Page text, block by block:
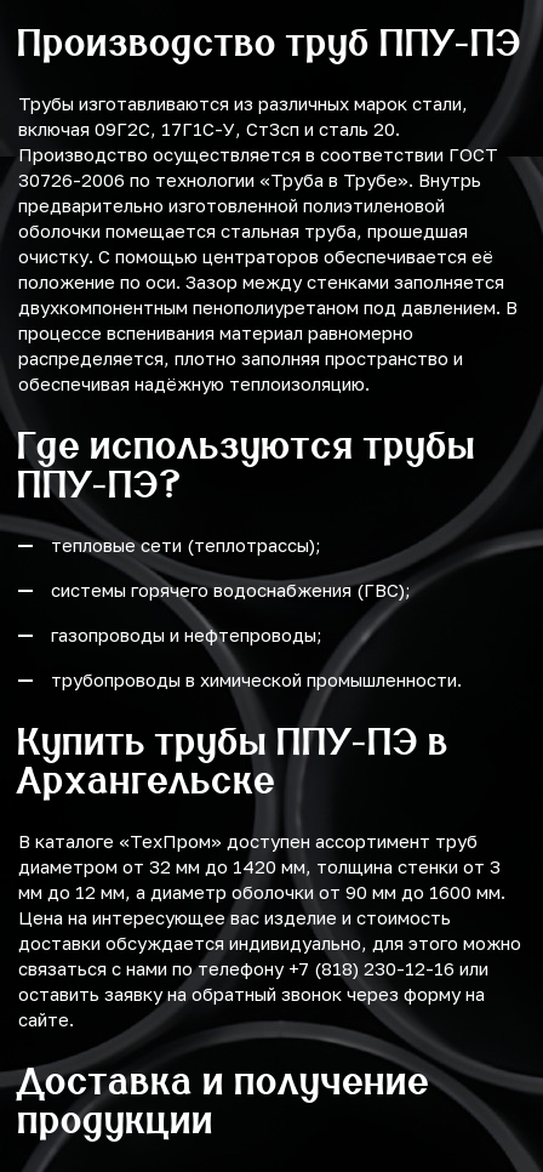
Производство труб ППУ-ПЭ
Трубы изготавливаются из различных марок стали,
включая 09Г2С, 17Г1С-У, Ст3сп и сталь 20.
Производство осуществляется в соответствии ГОСТ
30726-2006 по технологии «Труба в Трубе». Внутрь
предварительно изготовленной полиэтиленовой
оболочки помещается стальная труба, прошедшая
очистку. С помощью центраторов обеспечивается её
положение по оси. Зазор между стенками заполняется
двухкомпонентным пенополиуретаном под давлением. В
процессе вспенивания материал равномерно
распределяется, плотно заполняя пространство и
обеспечивая надёжную теплоизоляцию.
Где используются трубы
ППУ-ПЭ?
тепловые сети (теплотрассы);
системы горячего водоснабжения (ГВС);
газопроводы и нефтепроводы;
трубопроводы в химической промышленности.
Купить трубы ППУ-ПЭ в
Архангельске
В каталоге «ТехПром» доступен ассортимент труб
диаметром от 32 мм до 1420 мм, толщина стенки от 3
мм до 12 мм, а диаметр оболочки от 90 мм до 1600 мм.
Цена на интересующее вас изделие и стоимость
доставки обсуждается индивидуально, для этого можно
связаться с нами по телефону +7 (818) 230-12-16 или
оставить заявку на обратный звонок через форму на
сайте.
Доставка и получение
продукции